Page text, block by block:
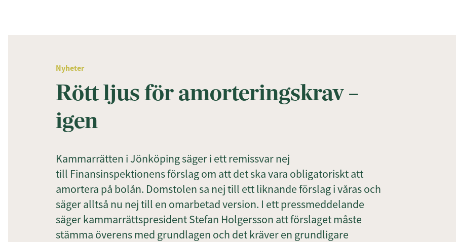
Nyheter
Rött ljus för amorteringskrav –
igen
Kammarrätten i Jönköping säger i ett remissvar nej
till Finansinspektionens förslag om att det ska vara obligatoriskt att
amortera på bolån. Domstolen sa nej till ett liknande förslag i våras och
säger alltså nu nej till en omarbetad version. I ett pressmeddelande
säger kammarrättspresident Stefan Holgersson att förslaget måste
stämma överens med grundlagen och det kräver en grundligare